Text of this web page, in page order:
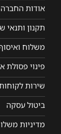
אודות החברה
תקנון ותנאי
משלוח
פינוי פסולת
שירות
ביטול עסקה
מדיניות